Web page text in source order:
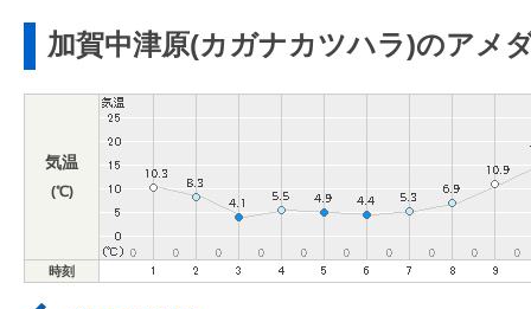
加賀中津原(カガナカツハラ)のアメ
気温
(℃)
時刻